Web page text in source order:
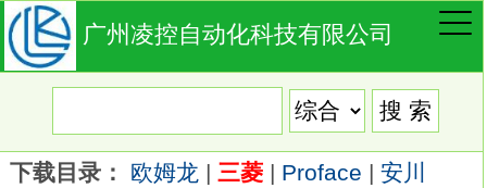
广州凌控自动化科技有限公司
下载目录： 欧姆龙 | 三菱| Proface | 安川